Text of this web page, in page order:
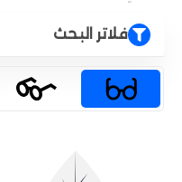
فلاتر البحث